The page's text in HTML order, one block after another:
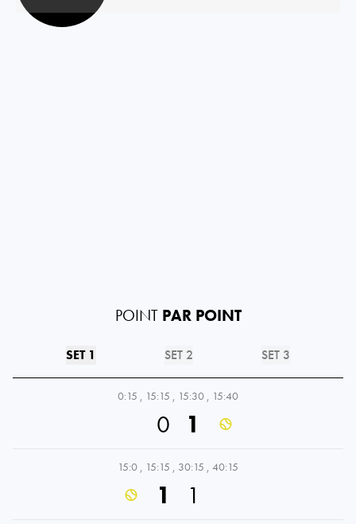
POINT PAR POINT
SET 1 SET 2 SET 3
0:15 , 15:15 , 15:30 , 15:40
0 1
15:0 , 15:15 , 30:15 , 40:15
1 1